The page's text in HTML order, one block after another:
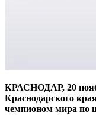
КРАСНОДАР, 20
Краснодарского
чемпионом мира по